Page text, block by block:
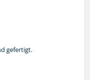
gefertigt.